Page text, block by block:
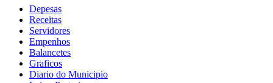
Depesas
Receitas
Servidores
Empenhos
Balancetes
Graficos
Diario do Municipio